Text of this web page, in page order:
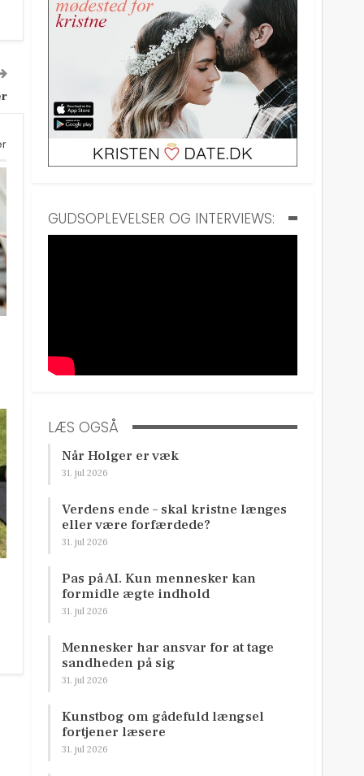
GUDSOPLEVELSER OG INTERVIEWS:
LÆS OGSÅ
Når Holger er væk
31. jul 2026
Verdens ende – skal kristne længes
eller være forfærdede?
31. jul 2026
Pas på AI. Kun mennesker kan
formidle ægte indhold
31. jul 2026
Mennesker har ansvar for at tage
sandheden på sig
31. jul 2026
Kunstbog om gådefuld længsel
fortjener læsere
31. jul 2026